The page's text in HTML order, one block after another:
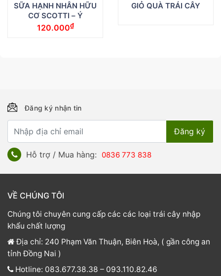
SỮA HẠNH NHÂN HỮU
CƠ SCOTTI – Ý
120.000₫
GIỎ QUÀ TRÁI CÂY
Đăng ký nhận tin
Hỗ trợ / Mua hàng: 0836 773 838
VỀ CHÚNG TÔI
Chúng tôi chuyên cung cấp các các loại trái cây nhập
khẩu chất lượng
Địa chỉ: 240 Phạm Văn Thuận, Biên Hoà, ( gần công an
tỉnh Đồng Nai )
Hotline: 083.677.38.38 – 093.110.82.46